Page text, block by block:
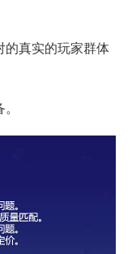
的真实的玩家群体